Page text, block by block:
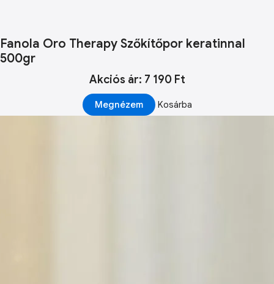
Fanola Oro Therapy Szőkítőpor keratinnal
500gr
Akciós ár: 7 190 Ft
Megnézem Kosárba